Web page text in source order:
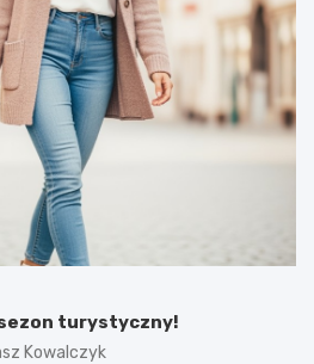
turystyczny!
Kowalczyk